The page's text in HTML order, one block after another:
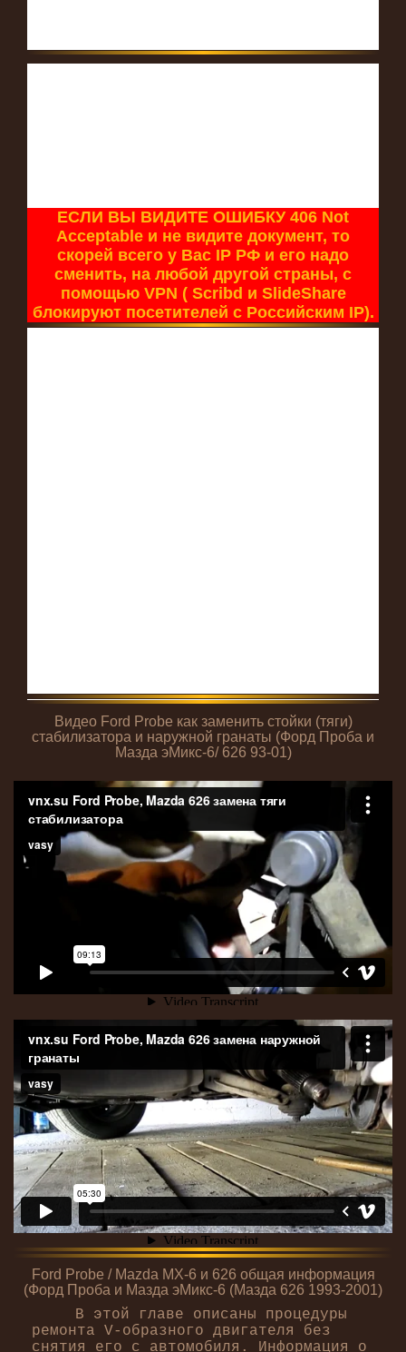
ЕСЛИ ВЫ ВИДИТЕ ОШИБКУ 406 Not
Acceptable и не видите документ, то
скорей всего у Вас IP РФ и его надо
сменить, на любой другой страны, с
помощью VPN ( Scribd и SlideShare
блокируют посетителей с Российским IP).
Видео Ford Probe как заменить стойки (тяги)
стабилизатора и наружной гранаты (Форд Проба и
Мазда эМикс-6/ 626 93-01)
Ford Probe / Mazda MX-6 и 626 общая информация
(Форд Проба и Мазда эМикс-6 (Мазда 626 1993-2001)
В этой главе описаны процедуры
ремонта V-образного двигателя без
снятия его с автомобиля. Информация о